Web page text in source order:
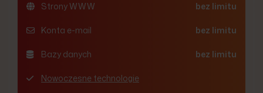
Strony WWW bez limitu
Konta e-mail bez limitu
Bazy danych bez limitu
Nowoczesne technologie